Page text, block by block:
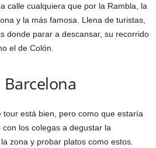
calle cualquiera que por la Rambla, la
y la más famosa. Llena de turistas,
donde parar a descansar, su recorrido
el de Colón.
tour está bien, pero como que estaría
los colegas a degustar la
zona y probar platos como estos.